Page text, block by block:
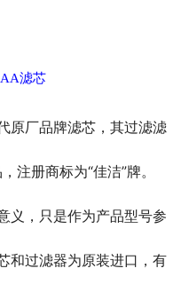
滤芯
原厂品牌滤芯，其过滤滤
注册商标为“佳洁”牌。
义，只是作为产品型号参
和过滤器为原装进口，有